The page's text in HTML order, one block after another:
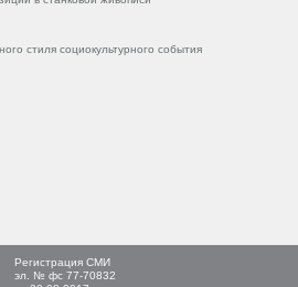
стиля социокультурного события
Регистрация СМИ
эл. № фс 77-70832